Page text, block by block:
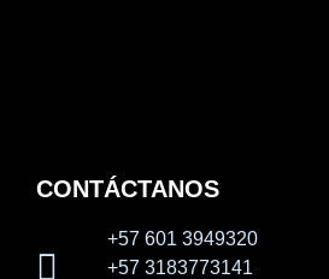
CONTÁCTANOS
+57 601 3949320
+57 3183773141